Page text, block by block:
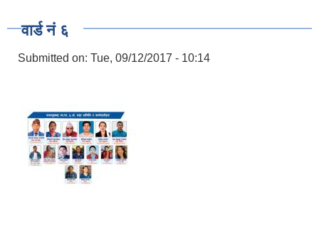
वार्ड नं ६
Submitted on: Tue, 09/12/2017 - 10:14